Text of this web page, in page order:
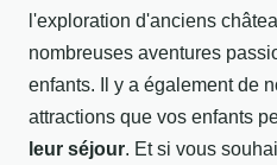
l'exploration d'anciens
nombreuses aventures
enfants. Il y a également de
attractions que vos enfants
leur séjour. Et si vous